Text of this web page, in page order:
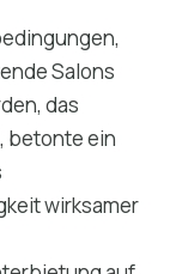
Salons
das
betonte ein
wirksamer